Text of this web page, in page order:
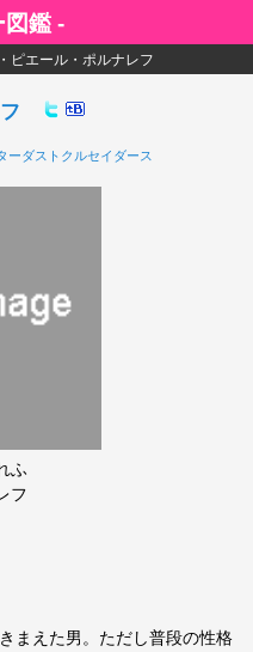
図鑑 -
ピエール・ポルナレフ
ーダストクルセイダース
ふ
フ
まえた男。ただし普段の性格